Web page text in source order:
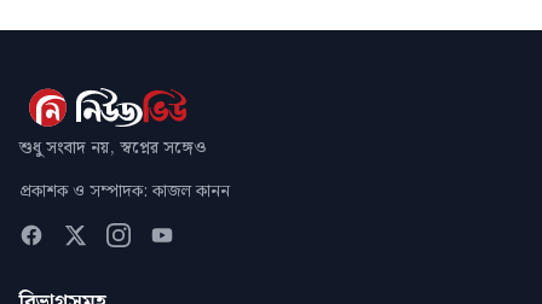
শুধু সংবাদ নয়, স্বপ্নের সঙ্গেও
প্রকাশক ও সম্পাদক: কাজল কানন